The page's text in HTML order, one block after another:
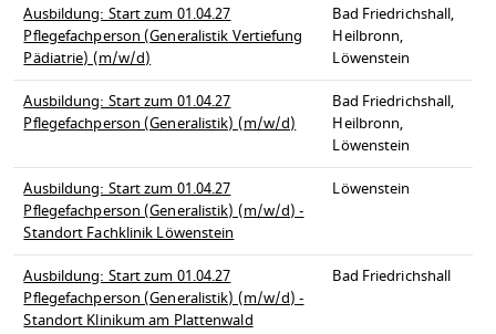
Ausbildung: Start zum 01.04.27
Pflegefachperson (Generalistik Vertiefung
Pädiatrie) (m/w/d)
Bad Friedrichshall,
Heilbronn,
Löwenstein
Ausbildung: Start zum 01.04.27
Pflegefachperson (Generalistik) (m/w/d)
Bad Friedrichshall,
Heilbronn,
Löwenstein
Ausbildung: Start zum 01.04.27
Pflegefachperson (Generalistik) (m/w/d) -
Standort Fachklinik Löwenstein
Löwenstein
Ausbildung: Start zum 01.04.27
Pflegefachperson (Generalistik) (m/w/d) -
Standort Klinikum am Plattenwald
Bad Friedrichshall